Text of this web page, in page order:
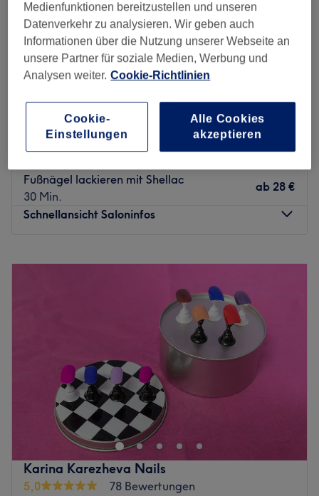
Hani Beauty im Kaufpark Eiche
4,6
2874 Bewertungen
Ahrensfelde
Auf Karte anzeigen
Shellac Pediküre
35 Min.
Fußnägel lackieren mit Shellac
30 Min.
ab 28 €
Schnellansicht Saloninfos
09:00–
09:00–20:00
09:00 – 20:00
09:00
20:00
Geschlossen
Wer kennt es nicht? Nach einem langen, erfolgreichen
Shoppingtag möchte man sich gerne eine kleine Auszeit
gönnen. Dies können Berliner nun im Beautysalon Hani
Beauty im Kaufpark Eiche. Ob erstklassige
Gesichtsbehandlungen, Mani- und Pediküre, Massagen,
Gesichtsbehandlungen oder lange und dichte Wimpern –
für jeden ist etwas dabei. Verbinde auch du deine
Karina Karezheva Nails
5,0
78 Bewertungen
Medienfunktionen bereitzustellen und unseren
Datenverkehr zu analysieren. Wir geben auch
Informationen über die Nutzung unserer Webseite an
unsere Partner für soziale Medien, Werbung und
Analysen weiter. Cookie-Richtlinien
Cookie-
Einstellungen
Alle Cookies
akzeptieren